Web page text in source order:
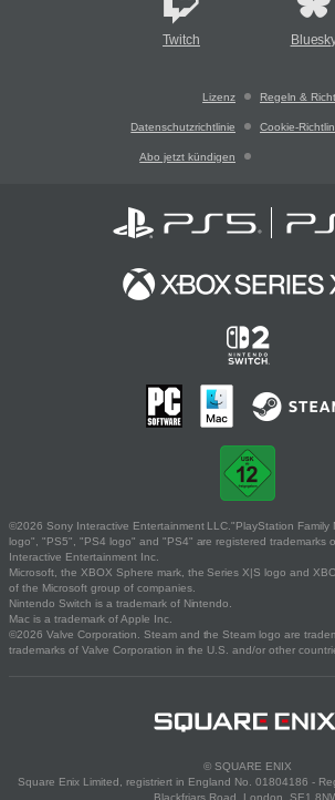
Twitch
Lizenz Regeln &
Datenschutzrichtlinie Cookie-
Abo jetzt kündigen
©2026 Sony Interactive Entertainment LLC."PlayStation Family
logo", "PS5", "PS4 logo" and "PS4" are registered trademarks
Interactive Entertainment Inc.
Microsoft, the XBOX Sphere mark, the Series X|S logo and
of the Microsoft group of companies.
Nintendo Switch is a trademark of Nintendo.
Mac is a trademark of Apple Inc.
©2026 Valve Corporation. Steam and the Steam logo are
trademarks of Valve Corporation in the U.S. and/or other
© SQUARE ENIX
Square Enix Limited, registriert in England No. 01804186 -
Blackfriars Road, London, SE1